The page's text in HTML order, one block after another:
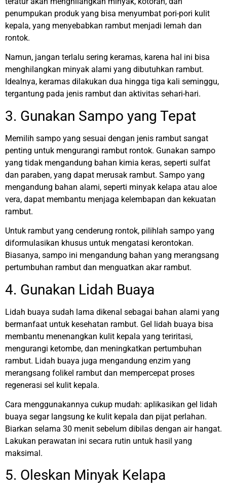
penumpukan produk yang bisa menyumbat pori-pori kulit
kepala, yang menyebabkan rambut menjadi lemah dan
rontok.
Namun, jangan terlalu sering keramas, karena hal ini bisa
menghilangkan minyak alami yang dibutuhkan rambut.
Idealnya, keramas dilakukan dua hingga tiga kali seminggu,
tergantung pada jenis rambut dan aktivitas sehari-hari.
3. Gunakan Sampo yang Tepat
Memilih sampo yang sesuai dengan jenis rambut sangat
penting untuk mengurangi rambut rontok. Gunakan sampo
yang tidak mengandung bahan kimia keras, seperti sulfat
dan paraben, yang dapat merusak rambut. Sampo yang
mengandung bahan alami, seperti minyak kelapa atau aloe
vera, dapat membantu menjaga kelembapan dan kekuatan
rambut.
Untuk rambut yang cenderung rontok, pilihlah sampo yang
diformulasikan khusus untuk mengatasi kerontokan.
Biasanya, sampo ini mengandung bahan yang merangsang
pertumbuhan rambut dan menguatkan akar rambut.
4. Gunakan Lidah Buaya
Lidah buaya sudah lama dikenal sebagai bahan alami yang
bermanfaat untuk kesehatan rambut. Gel lidah buaya bisa
membantu menenangkan kulit kepala yang teriritasi,
mengurangi ketombe, dan meningkatkan pertumbuhan
rambut. Lidah buaya juga mengandung enzim yang
merangsang folikel rambut dan mempercepat proses
regenerasi sel kulit kepala.
Cara menggunakannya cukup mudah: aplikasikan gel lidah
buaya segar langsung ke kulit kepala dan pijat perlahan.
Biarkan selama 30 menit sebelum dibilas dengan air hangat.
Lakukan perawatan ini secara rutin untuk hasil yang
maksimal.
5. Oleskan Minyak Kelapa